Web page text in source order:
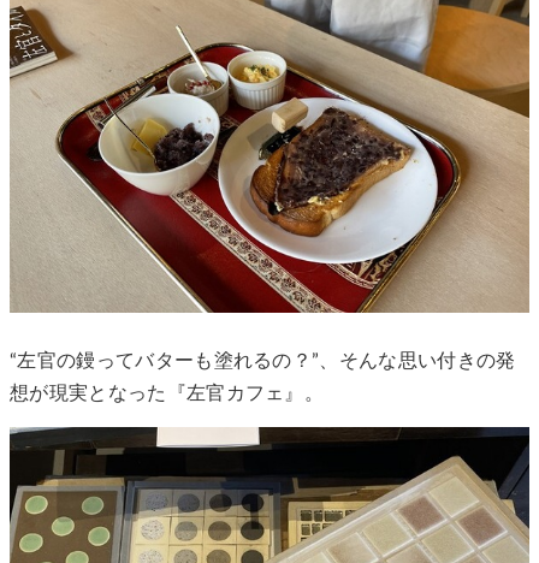
“左官の鏝ってバターも塗れるの？”、そんな思い付きの発
想が現実となった『左官カフェ』。